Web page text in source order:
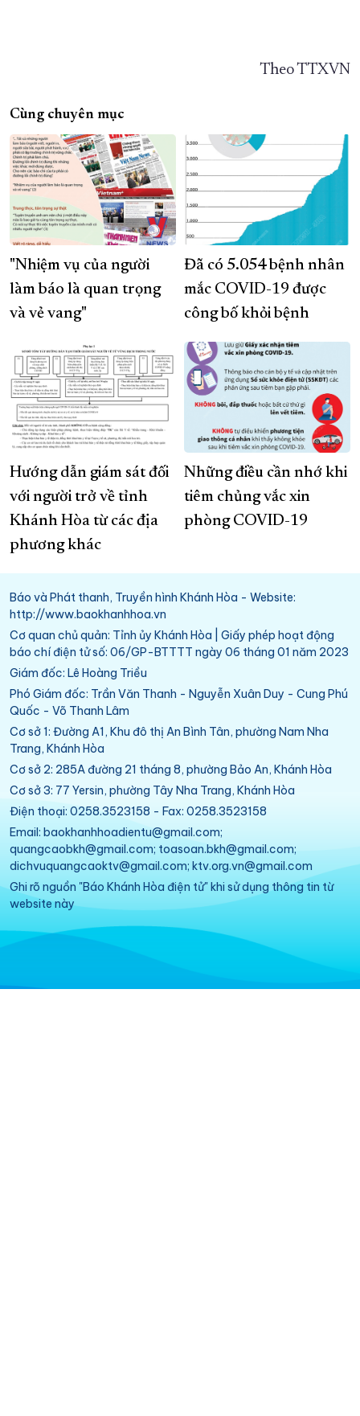
Theo TTXVN
Cùng chuyên mục
"Nhiệm vụ của người
làm báo là quan trọng
và vẻ vang"
Đã có 5.054 bệnh nhân
mắc COVID-19 được
công bố khỏi bệnh
Hướng dẫn giám sát đối
với người trở về tỉnh
Khánh Hòa từ các địa
phương khác
Những điều cần nhớ khi
tiêm chủng vắc xin
phòng COVID-19
Báo và Phát thanh, Truyền hình Khánh Hòa - Website:
http://www.baokhanhhoa.vn
Cơ quan chủ quản: Tỉnh ủy Khánh Hòa | Giấy phép hoạt động
báo chí điện tử số: 06/GP-BTTTT ngày 06 tháng 01 năm 2023
Giám đốc: Lê Hoàng Triều
Phó Giám đốc: Trần Văn Thanh - Nguyễn Xuân Duy - Cung Phú
Quốc - Võ Thanh Lâm
Cơ sở 1: Đường A1, Khu đô thị An Bình Tân, phường Nam Nha
Trang, Khánh Hòa
Cơ sở 2: 285A đường 21 tháng 8, phường Bảo An, Khánh Hòa
Cơ sở 3: 77 Yersin, phường Tây Nha Trang, Khánh Hòa
Điện thoại: 0258.3523158 - Fax: 0258.3523158
Email: baokhanhhoadientu@gmail.com;
quangcaobkh@gmail.com; toasoan.bkh@gmail.com;
dichvuquangcaoktv@gmail.com; ktv.org.vn@gmail.com
Ghi rõ nguồn "Báo Khánh Hòa điện tử" khi sử dụng thông tin từ
website này